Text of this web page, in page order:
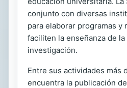
conjunto con diversas
para elaborar programas y
faciliten la enseñanza de
investigación.
Entre sus actividades más
encuentra la publicación